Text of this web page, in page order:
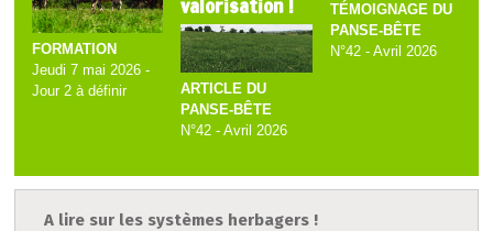
FORMATION
Jeudi 7 mai 2026 -
Jour 2 à définir
ARTICLE DU
PANSE-BÊTE
N°42 - Avril 2026
TÉMOIGNAGE DU
PANSE-BÊTE
N°42 - Avril 2026
A lire sur les systèmes herbagers !